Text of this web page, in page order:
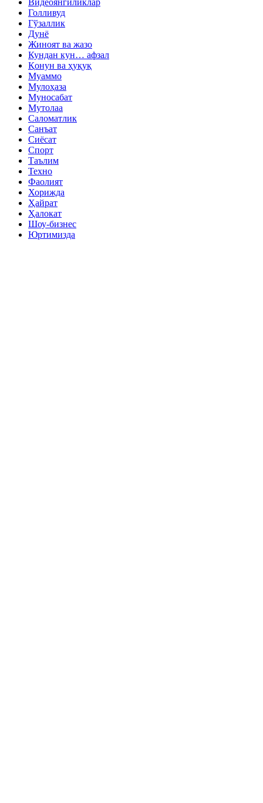
Видеоянгиликлар
Голливуд
Гўзаллик
Дунё
Жиноят ва жазо
Кундан кун… афзал
Қонун ва ҳуқуқ
Муаммо
Мулоҳаза
Муносабат
Мутолаа
Саломатлик
Санъат
Сиёсат
Спорт
Таълим
Техно
Фаолият
Хорижда
Ҳайрат
Ҳалокат
Шоу-бизнес
Юртимизда